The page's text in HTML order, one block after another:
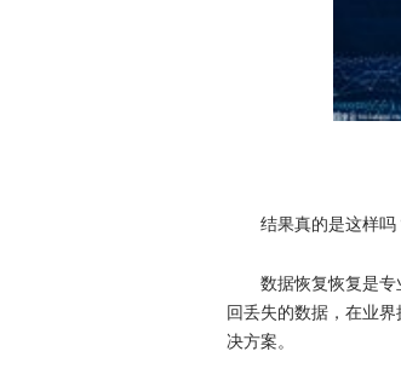
结果真的是这样吗
数据恢复恢复是
回丢失的数据，在业
决方案。